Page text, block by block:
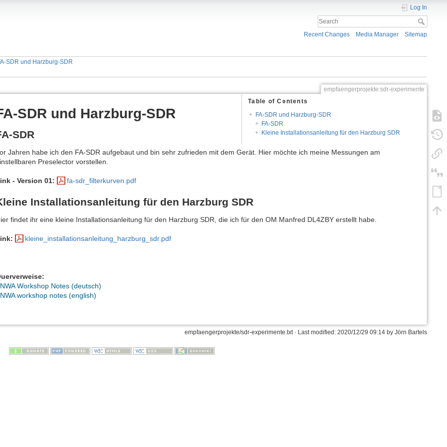
Log In
Recent Changes Media Manager Sitemap
SDR und Harzburg-SDR
empfaengerprojekte:sdr-experimente
Table of Contents
FA-SDR und Harzburg-SDR
FA-SDR
Kleine Installationsanleitung für den Harzburg SDR
SDR und Harzburg-SDR
SDR
Jahren habe ich den FA-SDR aufgebaut und bin sehr zufrieden mit dem Gerät. Hier möchte ich meine Messungen am
Preselector vorstellen.
- Version 01: fa-sdr_filterkurven.pdf
Installationsanleitung für den Harzburg SDR
findet ihr eine kleine Installationsanleitung für den Harzburg SDR, die ich für den OM Manfred DL4ZBY erstellt habe.
kleine_installationsanleitung_harzburg_sdr.pdf
Workshop Notes (deutsch)
workshop notes (english)
empfaengerprojekte/sdr-experimente.txt· Last modified: 2020/12/29 09:14 by Jörn Bartels